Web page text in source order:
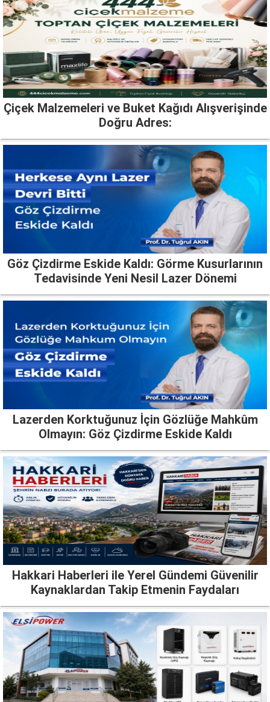
Çiçek Malzemeleri ve Buket Kağıdı Alışverişinde
Doğru Adres:
Göz Çizdirme Eskide Kaldı: Görme Kusurlarının
Tedavisinde Yeni Nesil Lazer Dönemi
Lazerden Korktuğunuz İçin Gözlüğe Mahkûm
Olmayın: Göz Çizdirme Eskide Kaldı
Hakkari Haberleri ile Yerel Gündemi Güvenilir
Kaynaklardan Takip Etmenin Faydaları